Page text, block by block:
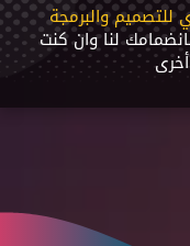
والبرمجة
لنا وان كنت